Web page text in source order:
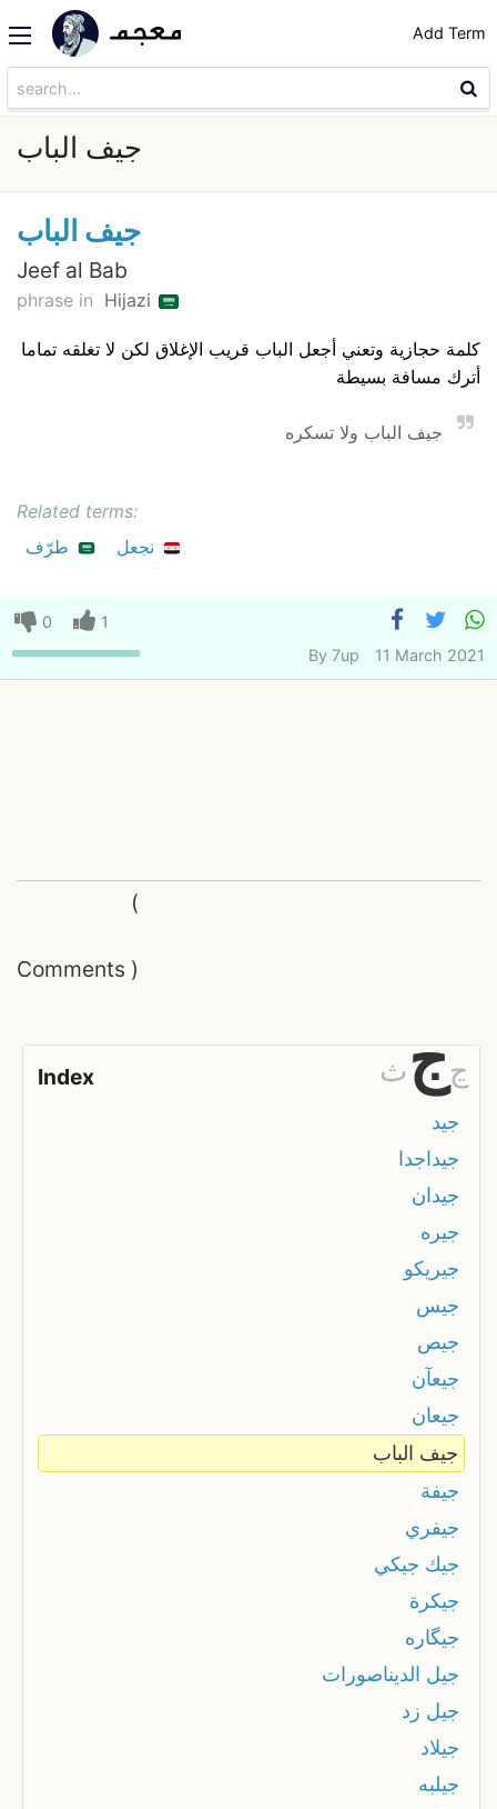
Add Term
جيف الباب
جيف الباب
Jeef al Bab
phrase in Hijazi
كلمة حجازية وتعني أجعل الباب قريب الإغلاق لكن لا تغلقه تماما
أترك مسافة بسيطة
جيف الباب ولا تسكره
Related terms:
طرّف
نجعل
0
1
By7up 11 March 2021
Comments
(
)
Index ث جڃ
جيد
جيداجدا
جيدان
جيره
جيريكو
جيس
جيص
جيعآن
جيعان
جيف الباب
جيفة
جيفري
جيك جيكي
جيكرة
جيگاره
جيل الديناصورات
جيل زد
جيلاد
جيلبه